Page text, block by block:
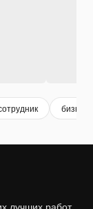
бизнес
лучших работ.